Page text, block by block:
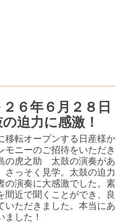
２６年６月２８日
迫力に感激！
移転オープンする日産様
モニーのご招待をいただ
の虎之助 太鼓の演奏が
さっそく見学。太鼓の迫
の演奏に大感激でした。
間近で聞くことができ、
いただきました。本当に
ました！